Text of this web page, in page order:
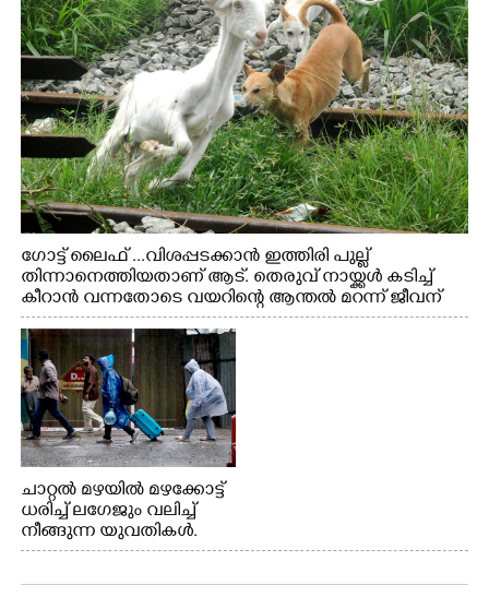
ഗോട്ട് ലൈഫ് ...വിശപ്പടക്കാൻ ഇത്തിരി പുല്ല്
തിന്നാനെത്തിയതാണ് ആട്. തെരുവ് നായ്ക്കൾ കടിച്ച്
കീറാൻ വന്നതോടെ വയറിന്റെ ആന്തൽ മറന്ന് ജീവന്
വേണ്ടിയായി ഓട്ടം. എറണാകുളം വാത്തുരുത്തിയിൽ
നിന്നുള്ള കാഴ്ച
ചാറ്റൽ മഴയിൽ മഴക്കോട്ട്
ധരിച്ച് ലഗേജും വലിച്ച്
നീങ്ങുന്ന യുവതികൾ.
എറണാകുളം മേനകയിൽ